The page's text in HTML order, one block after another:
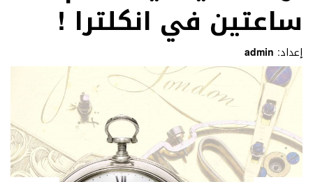
ساعتين في انكلترا !
إعداد: admin